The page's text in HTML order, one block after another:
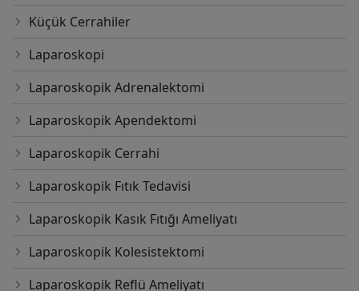
Küçük Cerrahiler
Laparoskopi
Laparoskopik Adrenalektomi
Laparoskopik Apendektomi
Laparoskopik Cerrahi
Laparoskopik Fıtık Tedavisi
Laparoskopik Kasık Fıtığı Ameliyatı
Laparoskopik Kolesistektomi
Laparoskopik Reflü Ameliyatı